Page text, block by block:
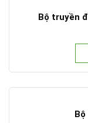
Bộ truyền